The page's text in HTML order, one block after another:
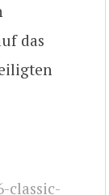
das
classic-